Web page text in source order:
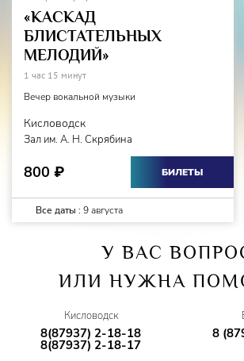
«КАСКАД
БЛИСТАТЕЛЬНЫХ
МЕЛОДИЙ»
1 час 15 минут
Вечер вокальной музыки
Кисловодск
Зал им. А. Н. Скрябина
800 ₽ БИЛЕТЫ
Все даты : 9 августа
У ВАС
ИЛИ НУЖНА
Кисловодск
8(87937) 2-18-18
8(87937) 2-18-17
8